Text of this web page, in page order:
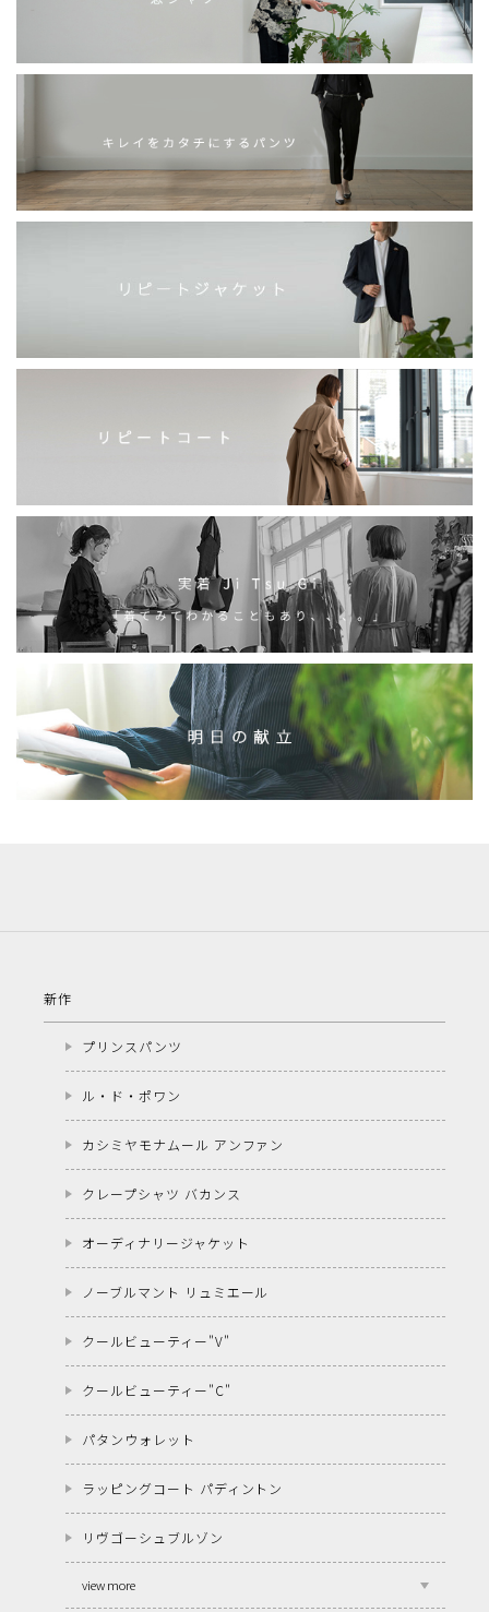
新作
プリンスパンツ
ル・ド・ポワン
カシミヤモナムール アンファン
クレープシャツ バカンス
オーディナリージャケット
ノーブルマント リュミエール
クールビューティー"V"
クールビューティー"C"
パタンウォレット
ラッピングコート パディントン
リヴゴーシュブルゾン
view more